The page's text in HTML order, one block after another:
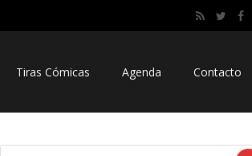
Tiras Cómicas Agenda Contacto